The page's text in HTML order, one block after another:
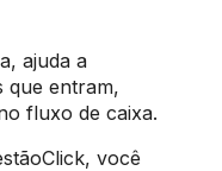
ajuda a
que entram,
fluxo de caixa.
você